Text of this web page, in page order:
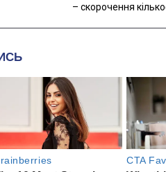
– скорочення